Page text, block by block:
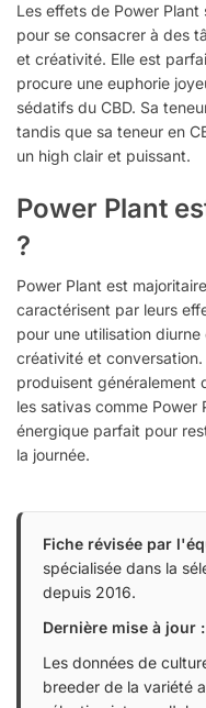
Les effets de Power
pour se consacrer à des
et créativité. Elle est
procure une euphorie
sédatifs du CBD. Sa
tandis que sa teneur en
un high clair et puissant.
Power Plant
?
Power Plant est
caractérisent par leurs
pour une utilisation
créativité et
produisent généralement
les sativas comme
énergique parfait pour
la journée.
Fiche révisée par
spécialisée dans la
depuis 2016.
Dernière mise à jour :
Les données de
breeder de la variété